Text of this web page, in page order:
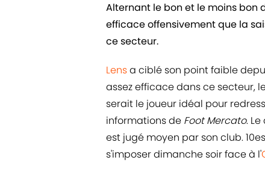
Alternant le bon et le moins bon
efficace offensivement que la
ce secteur.
Lensa ciblé son point faible
assez efficace dans ce secteur,
serait le joueur idéal pour
informations de Foot Mercato.
est jugé moyen par son club.
s'imposer dimanche soir face à l'